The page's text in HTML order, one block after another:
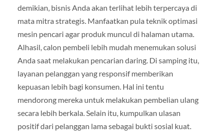
demikian, bisnis Anda akan terlihat lebih terpercaya di
mata mitra strategis. Manfaatkan pula teknik optimasi
mesin pencari agar produk muncul di halaman utama.
Alhasil, calon pembeli lebih mudah menemukan solusi
Anda saat melakukan pencarian daring. Di samping itu,
layanan pelanggan yang responsif memberikan
kepuasan lebih bagi konsumen. Hal ini tentu
mendorong mereka untuk melakukan pembelian ulang
secara lebih berkala. Selain itu, kumpulkan ulasan
positif dari pelanggan lama sebagai bukti sosial kuat.